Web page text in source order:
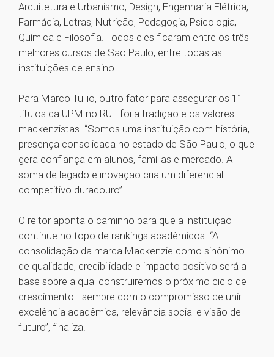
Arquitetura e Urbanismo, Design, Engenharia Elétrica,
Farmácia, Letras, Nutrição, Pedagogia, Psicologia,
Química e Filosofia. Todos eles ficaram entre os três
melhores cursos de São Paulo, entre todas as
instituições de ensino.
Para Marco Tullio, outro fator para assegurar os 11
títulos da UPM no RUF foi a tradição e os valores
mackenzistas. “Somos uma instituição com história,
presença consolidada no estado de São Paulo, o que
gera confiança em alunos, famílias e mercado. A
soma de legado e inovação cria um diferencial
competitivo duradouro”.
O reitor aponta o caminho para que a instituição
continue no topo de rankings acadêmicos. “A
consolidação da marca Mackenzie como sinônimo
de qualidade, credibilidade e impacto positivo será a
base sobre a qual construiremos o próximo ciclo de
crescimento - sempre com o compromisso de unir
excelência acadêmica, relevância social e visão de
futuro”, finaliza.